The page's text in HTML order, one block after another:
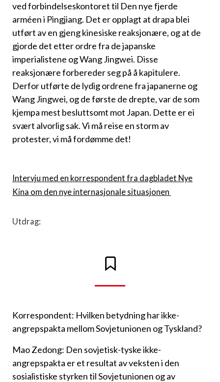
ved forbindelseskontoret til Den nye fjerde
arméen i Pingjiang. Det er opplagt at drapa blei
utført av en gjeng kinesiske reaksjonære, og at de
gjorde det etter ordre fra de japanske
imperialistene og Wang Jingwei. Disse
reaksjonære forbereder seg på å kapitulere.
Derfor utførte de lydig ordrene fra japanerne og
Wang Jingwei, og de første de drepte, var de som
kjempa mest besluttsomt mot Japan. Dette er ei
svært alvorlig sak. Vi må reise en storm av
protester, vi må fordømme det!
Intervju med en korrespondent fra dagbladet Nye
Kina om den nye internasjonale situasjonen
Utdrag:
Korrespondent: Hvilken betydning har ikke-
angrepspakta mellom Sovjetunionen og Tyskland?
Mao Zedong: Den sovjetisk-tyske ikke-
angrepspakta er et resultat av veksten i den
sosialistiske styrken til Sovjetunionen og av